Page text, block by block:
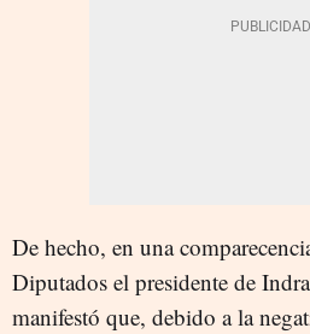
De hecho, en una
Diputados el presidente de
manifestó que, debido a la